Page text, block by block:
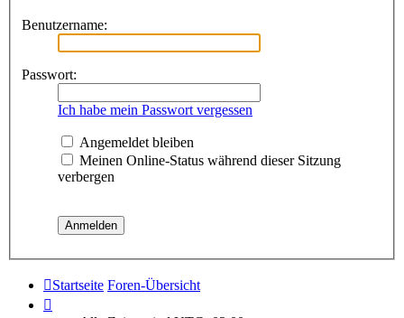
Benutzername:
Passwort:
Ich habe mein Passwort vergessen
Angemeldet bleiben
Meinen Online-Status während dieser Sitzung
verbergen
Startseite Foren-Übersicht